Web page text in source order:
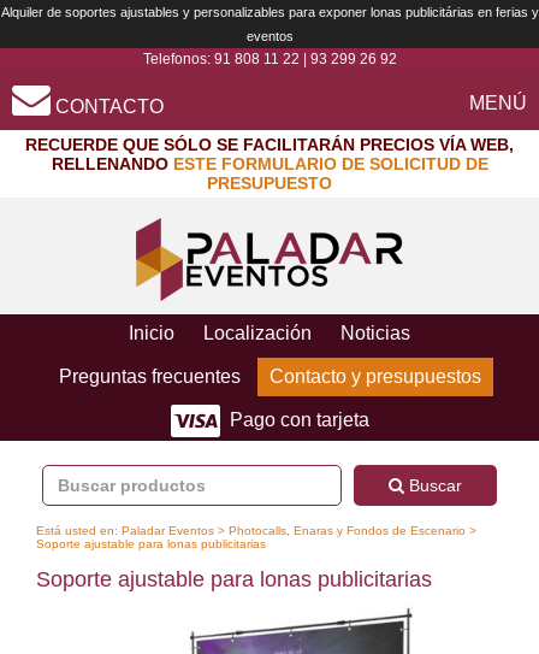
Alquiler de soportes ajustables y personalizables para exponer lonas publicitárias en ferias y
eventos
Telefonos: 91 808 11 22 93 299 26 92
CONTACTO MENÚ
RECUERDE QUE SÓLO SE FACILITARÁN PRECIOS VÍA WEB,
RELLENANDO ESTE FORMULARIO DE SOLICITUD DE
PRESUPUESTO
Inicio Localización Noticias
Preguntas frecuentes Contacto y presupuestos
Pago con tarjeta
Buscar
Está usted en: Paladar Eventos > Photocalls, Enaras y Fondos de Escenario >
Soporte ajustable para lonas publicitarias
Soporte ajustable para lonas publicitarias